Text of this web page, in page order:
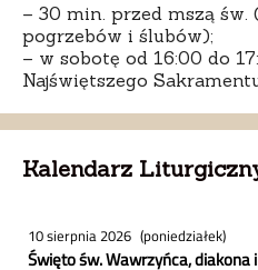
– 30 min. przed mszą
pogrzebów i ślubów);
– w sobotę od 16:00 do
Najświętszego
Kalendarz